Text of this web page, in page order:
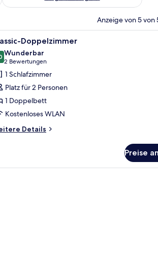
Anzeige von 5 von
und einem Spiegel.
Schreibtisch, einem Stuhl, einer Golfbag und
Ein modernes
6 Doppelzimmer
von 10
Wunderbar
2 Bewertungen
(2
Bewertungen)
1 Schlafzimmer
Platz für 2 Personen
1 Doppelbett
Kostenloses WLAN
Details
Preise
Schreibtisch und Stuhl.